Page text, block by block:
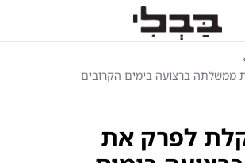
ברצועה בימים הקרובים
לפרק את